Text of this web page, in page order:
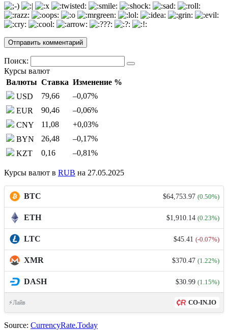
Поиск:
Курсы валют
Валюты Ставка Изменение %
USD
79,66 –0,07%
EUR
90,46 –0,06%
CNY
11,08 +0,03%
BYN
26,48 –0,17%
KZT
0,16 –0,81%
Курсы валют в RUB на 27.05.2025
BTC $64,753.97 (0.50%)
ETH $1,910.14 (0.23%)
LTC $45.41 (-0.07%)
XMR $370.47 (1.22%)
DASH $30.99 (1.15%)
⚡Лайв CO-IN.IO
Source: CurrencyRate.Today